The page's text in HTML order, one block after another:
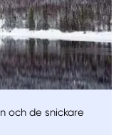
och de snickare